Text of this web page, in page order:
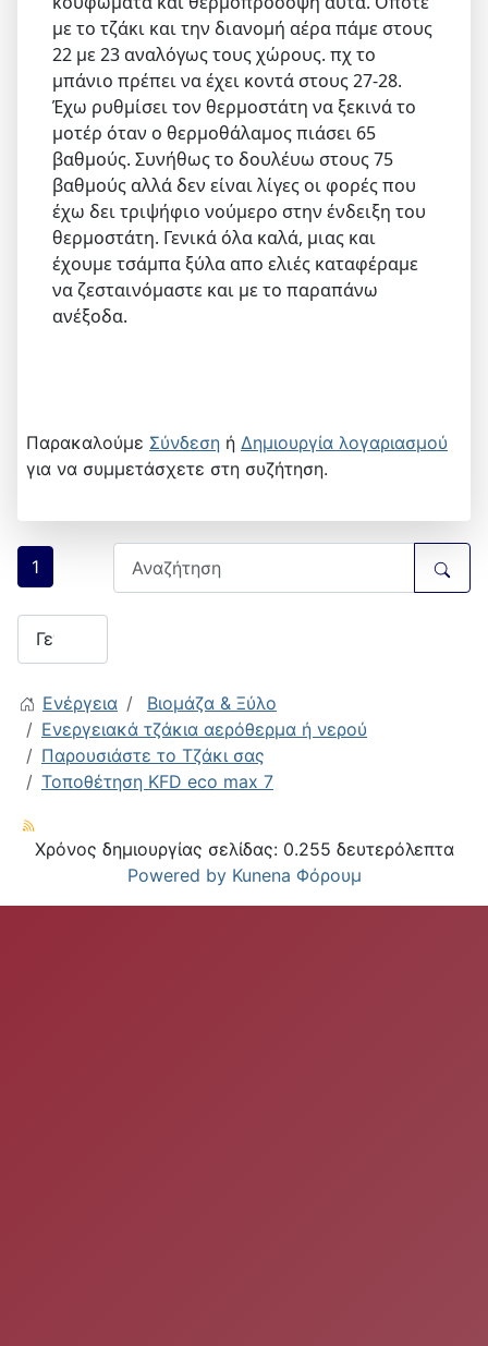
με το τζάκι και την διανομή αέρα πάμε στους
22 με 23 αναλόγως τους χώρους. πχ το
μπάνιο πρέπει να έχει κοντά στους 27-28.
Έχω ρυθμίσει τον θερμοστάτη να ξεκινά το
μοτέρ όταν ο θερμοθάλαμος πιάσει 65
βαθμούς. Συνήθως το δουλέυω στους 75
βαθμούς αλλά δεν είναι λίγες οι φορές που
έχω δει τριψήφιο νούμερο στην ένδειξη του
θερμοστάτη. Γενικά όλα καλά, μιας και
έχουμε τσάμπα ξύλα απο ελιές καταφέραμε
να ζεσταινόμαστε και με το παραπάνω
ανέξοδα.
Παρακαλούμε Σύνδεση ή Δημιουργία λογαριασμού
για να συμμετάσχετε στη συζήτηση.
1
Ενέργεια
Βιομάζα & Ξύλο
Ενεργειακά τζάκια αερόθερμα ή νερού
Παρουσιάστε το Τζάκι σας
Τοποθέτηση KFD eco max 7
Χρόνος δημιουργίας σελίδας: 0.255 δευτερόλεπτα
Powered by Kunena Φόρουμ